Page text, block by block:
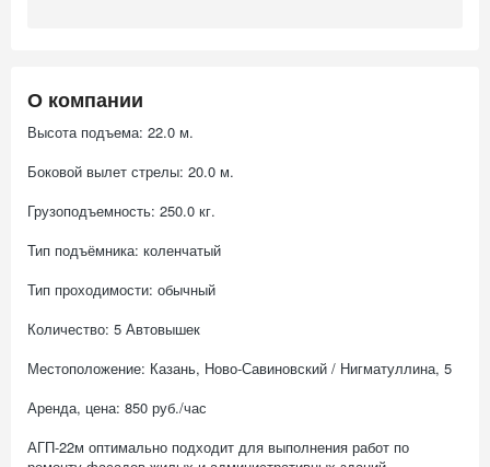
О компании
Высота подъема: 22.0 м.
Боковой вылет стрелы: 20.0 м.
Грузоподъемность: 250.0 кг.
Тип подъёмника: коленчатый
Тип проходимости: обычный
Количество: 5 Автовышек
Местоположение: Казань, Ново-Савиновский / Нигматуллина, 5
Аренда, цена: 850 руб./час
АГП-22м оптимально подходит для выполнения работ по